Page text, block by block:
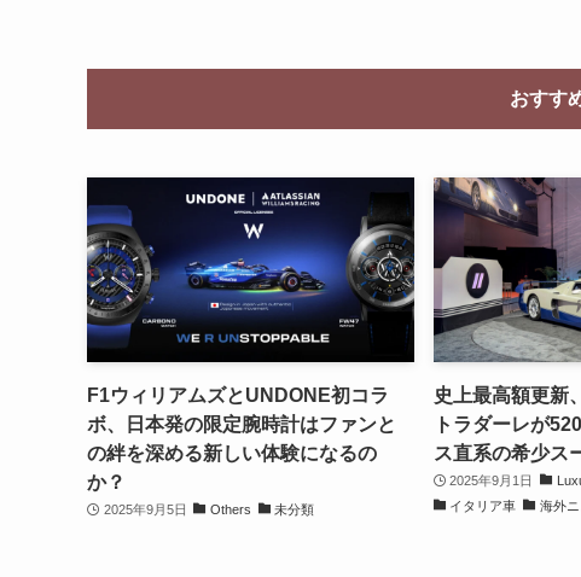
おすす
F1ウィリアムズとUNDONE初コラ
ボ、日本発の限定腕時計はファンと
の絆を深める新しい体験になるの
か？
2025年9月5日 Others 未分類
史上最高額更新
トラダーレが
ス直系の希少ス
2025年9月1日
イタリア車
海外